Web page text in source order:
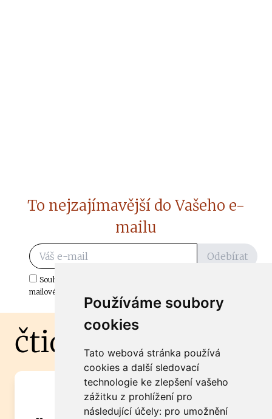
Používáme soubory
cookies
Tato webová stránka používá
cookies a další sledovací
technologie ke zlepšení vašeho
zážitku z prohlížení pro
následující účely: pro umožnění
To nejzajímavější do Vašeho e-
mailu
Odebírat
Souhlasím s odběrem důležitých zpráv ze ČtiDoma.cz do mé e-
mailové schránky.
čtidoma.cz
Máte zajímavou informaci? Chcete
spolupracovat?